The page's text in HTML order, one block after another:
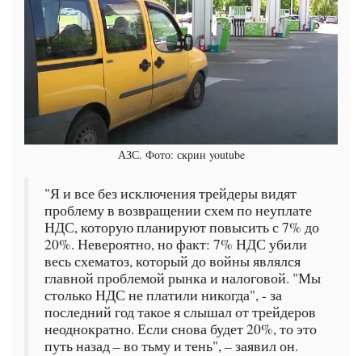
АЗС. Фото: скрин youtube
"Я и все без исключения трейдеры видят
проблему в возвращении схем по неуплате
НДС, которую планируют повысить с 7% до
20%. Невероятно, но факт: 7% НДС убили
весь схематоз, который до войны являлся
главной проблемой рынка и налоговой. "Мы
столько НДС не платили никогда", - за
последний год такое я слышал от трейдеров
неоднократно. Если снова будет 20%, то это
путь назад – во тьму и тень", – заявил он.